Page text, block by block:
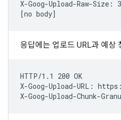
X-Goog-Upload-Raw-Size:
응답에는 업로드 URL과 예상
HTTP/1.1 200 OK
X-Goog-Upload-URL: